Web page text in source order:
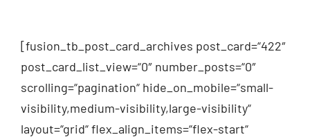
[fusion_tb_post_card_archives post_card=“422″
post_card_list_view=“0″ number_posts=“0″
scrolling=“pagination“ hide_on_mobile=“small-
visibility,medium-visibility,large-visibility“
layout=“grid“ flex_align_items=“flex-start“